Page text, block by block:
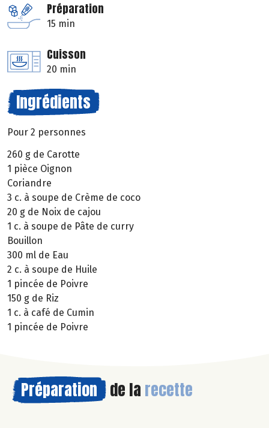
Préparation
15 min
Cuisson
20 min
Ingrédients
Pour 2 personnes
260 g de Carotte
1 pièce Oignon
Coriandre
3 c. à soupe de Crème de coco
20 g de Noix de cajou
1 c. à soupe de Pâte de curry
Bouillon
300 ml de Eau
2 c. à soupe de Huile
1 pincée de Poivre
150 g de Riz
1 c. à café de Cumin
1 pincée de Poivre
Préparation de la recette